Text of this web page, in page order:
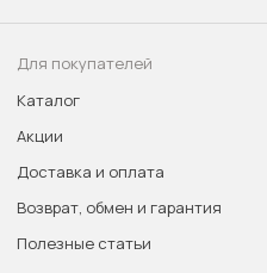
Для покупателей
Каталог
Акции
Доставка и оплата
Возврат, обмен и гарантия
Полезные статьи